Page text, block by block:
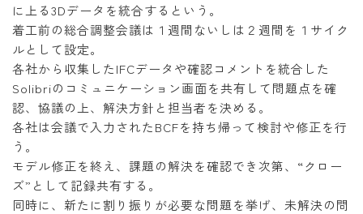
に上る3Dデータを統合するという。
着工前の総合調整会議は１週間ないしは２週間を１サイク
ルとして設定。
各社から収集したIFCデータや確認コメントを統合した
Solibriのコミュニケーション画面を共有して問題点を確
認、協議の上、解決方針と担当者を決める。
各社は会議で入力されたBCFを持ち帰って検討や修正を行
う。
モデル修正を終え、課題の解決を確認でき次第、“クロー
ズ”として記録共有する。
同時に、新たに割り振りが必要な問題を挙げ、未解決の問